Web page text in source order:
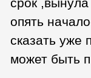
опять
сказать уже
может быть